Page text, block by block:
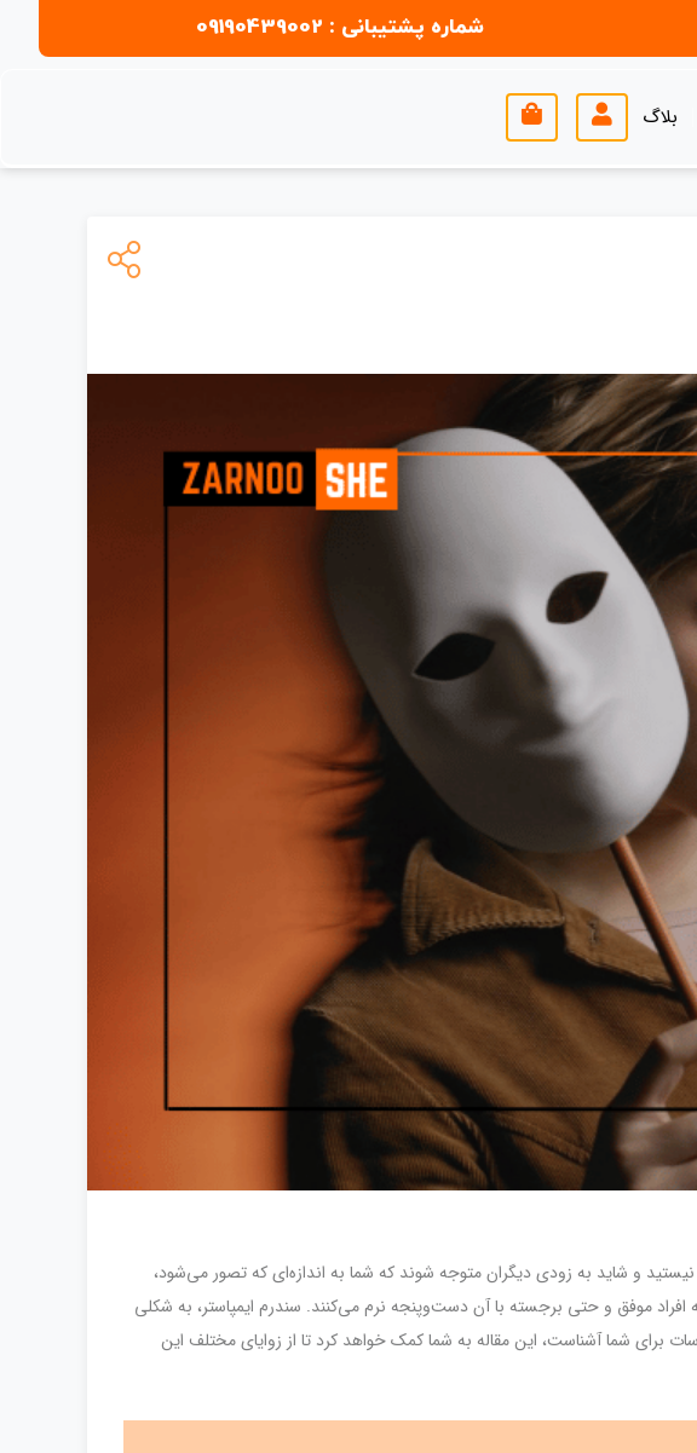
شماره پشتیبانی : 09190439002
بلاگ
و شاید به زودی دیگران متوجه شوند که شما به اندازه‌ای که تصور می‌شود،
موفق و حتی برجسته با آن دست‌وپنجه نرم می‌کنند. سندرم ایمپاستر، به شکلی
برای شما آشناست، این مقاله به شما کمک خواهد کرد تا از زوایای مختلف این